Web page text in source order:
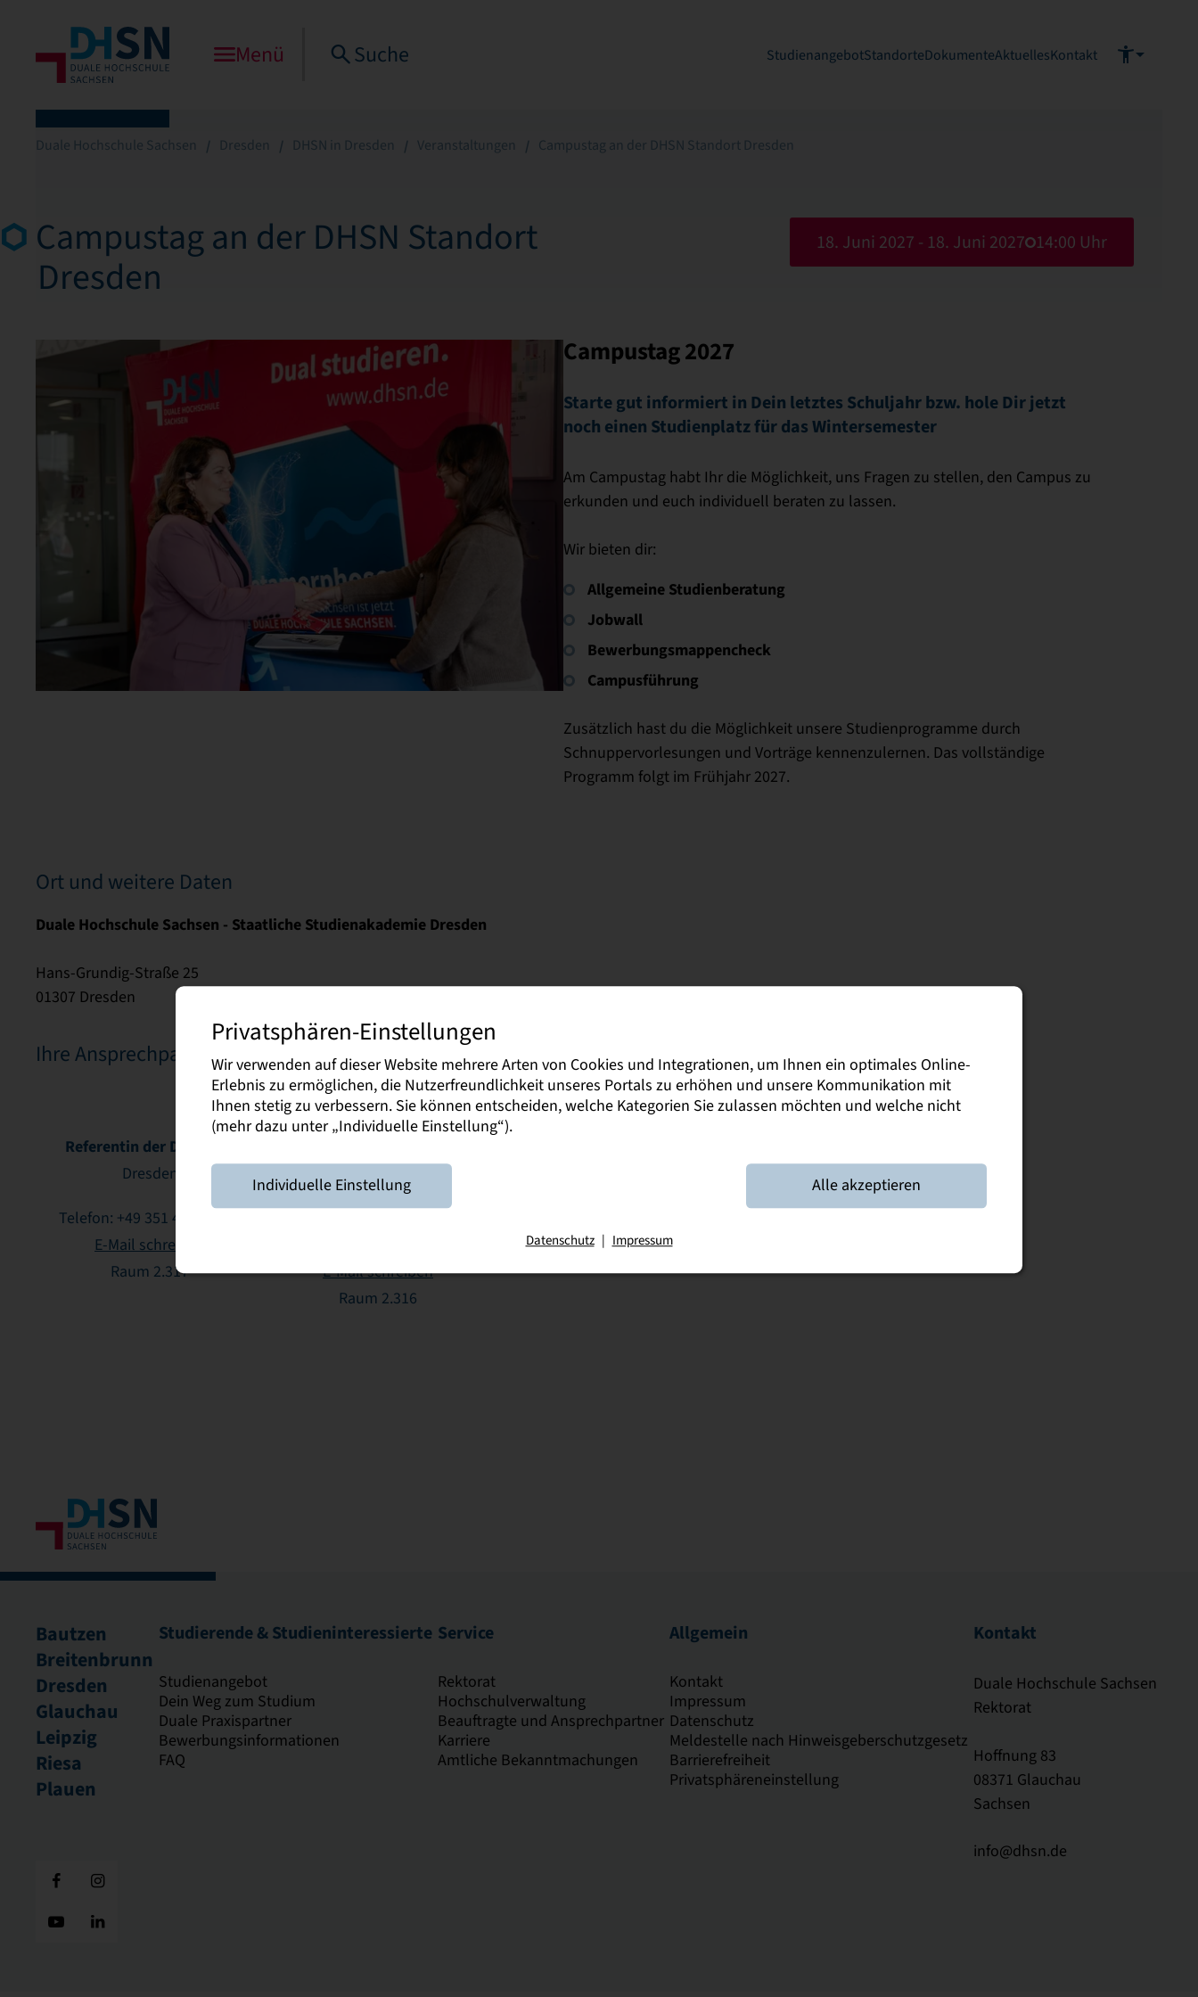
Menü Suche StudienangebotStandorteDokumenteAktuellesKontakt
Duale Hochschule Sachsen Dresden DHSN in Dresden Veranstaltungen Campustag an der DHSN Standort Dresden
Campustag an der DHSN Standort
Dresden
18. Juni 2027 - 18. Juni 2027 14:00 Uhr
Campustag 2027
Starte gut informiert in Dein letztes Schuljahr bzw. hole Dir jetzt
noch einen Studienplatz für das Wintersemester
Am Campustag habt Ihr die Möglichkeit, uns Fragen zu stellen, den Campus zu
erkunden und euch individuell beraten zu lassen.
Wir bieten dir:
Allgemeine Studienberatung
Jobwall
Bewerbungsmappencheck
Campusführung
Zusätzlich hast du die Möglichkeit unsere Studienprogramme durch
Schnuppervorlesungen und Vorträge kennenzulernen. Das vollständige
Programm folgt im Frühjahr 2027.
Ort und weitere Daten
Duale Hochschule Sachsen - Staatliche Studienakademie Dresden
Hans-Grundig-Straße 25
01307 Dresden
Ihre Ansprechpartnerin
Glaubitz
Referentin der Direktion
Dresden
Telefon: +49 351 44722-203
E-Mail schreiben
Raum 2.317
Fanny
Metál
Öffentlichkeitsarbeit
Dresden
E-Mail schreiben
Raum 2.316
Bautzen
Breitenbrunn
Dresden
Glauchau
Leipzig
Riesa
Plauen
Studierende & Studieninteressierte
Studienangebot
Dein Weg zum Studium
Duale Praxispartner
Bewerbungsinformationen
FAQ
Service
Rektorat
Hochschulverwaltung
Beauftragte und Ansprechpartner
Karriere
Amtliche Bekanntmachungen
Allgemein
Kontakt
Impressum
Datenschutz
Meldestelle nach Hinweisgeberschutzgesetz
Barrierefreiheit
Privatsphäreneinstellung
Kontakt
Duale Hochschule Sachsen
Rektorat
Hoffnung 83
08371 Glauchau
Sachsen
info@dhsn.de
Privatsphären-Einstellungen
Wir verwenden auf dieser Website mehrere Arten von Cookies und Integrationen, um Ihnen ein optimales Online-
Erlebnis zu ermöglichen, die Nutzerfreundlichkeit unseres Portals zu erhöhen und unsere Kommunikation mit
Ihnen stetig zu verbessern. Sie können entscheiden, welche Kategorien Sie zulassen möchten und welche nicht
(mehr dazu unter „Individuelle Einstellung“).
Individuelle Einstellung Alle akzeptieren
Datenschutz | Impressum